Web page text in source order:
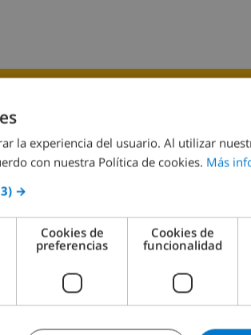
cocina con 4
chimenea
la experiencia del usuario. Al utilizar
con nuestra Política de cookies. Más
→
Cookies de
preferencias
Cookies de
funcionalidad